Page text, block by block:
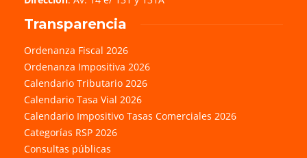
Transparencia
Ordenanza Fiscal 2026
Ordenanza Impositiva 2026
Calendario Tributario 2026
Calendario Tasa Vial 2026
Calendario Impositivo Tasas Comerciales 2026
Categorías RSP 2026
Consultas públicas